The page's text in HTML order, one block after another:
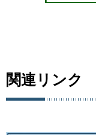
関連リンク